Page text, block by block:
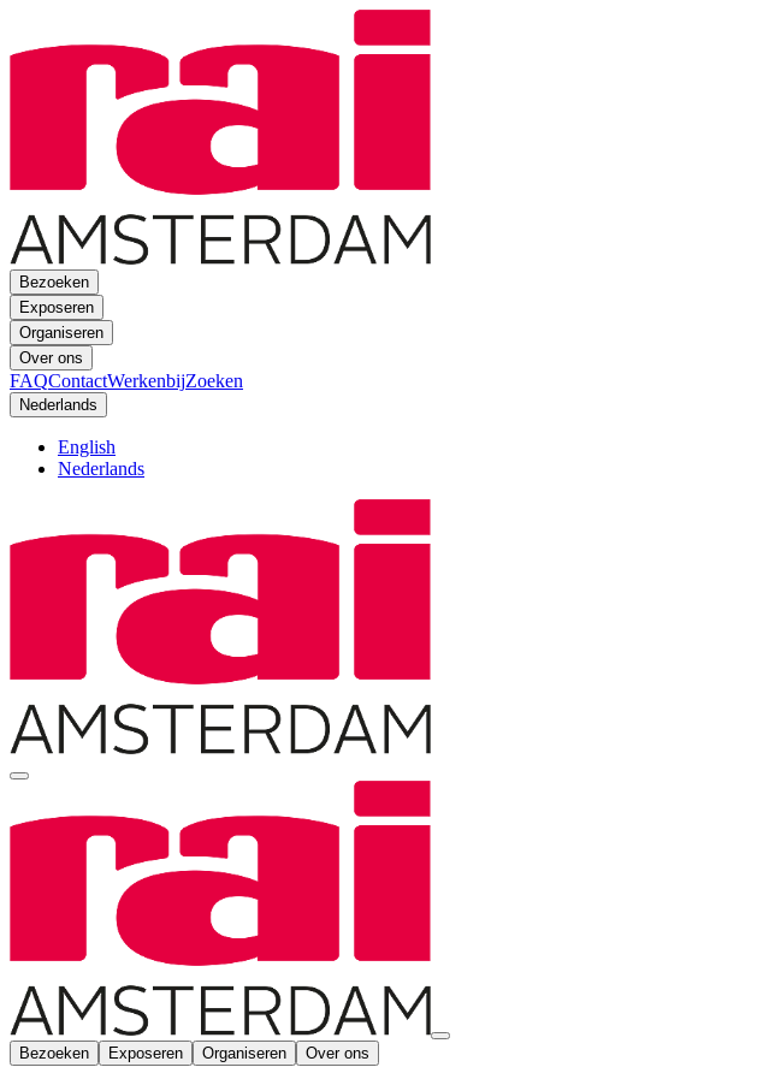
Bezoeken
Exposeren
Organiseren
Over ons
FAQContactWerkenbijZoeken
Nederlands
English
Nederlands
Bezoeken Exposeren Organiseren Over ons